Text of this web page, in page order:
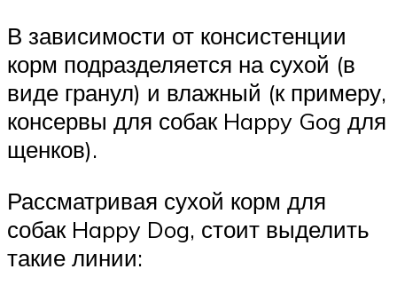
В зависимости от консистенции
корм подразделяется на сухой (в
виде гранул) и влажный (к примеру,
консервы для собак Happy Gog для
щенков).
Рассматривая сухой корм для
собак Happy Dog, стоит выделить
такие линии: